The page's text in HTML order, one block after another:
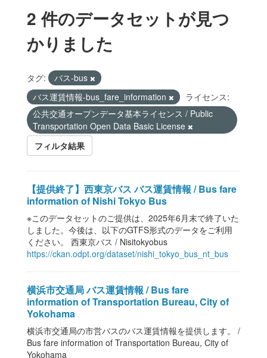
2 件のデータセットが見つ
かりました
タグ:
バス-bus
バス運賃情報-bus_fare_information
ライセンス:
公共交通オープンデータ基本ライセンス / Public
Transportation Open Data Basic License
フィルタ結果
【提供終了】西東京バス バス運賃情報 / Bus fare
information of Nishi Tokyo Bus
※このデータセットのご提供は、2025年6月末で終了いた
しました。今後は、以下のGTFS形式のデータをご利用
ください。 西東京バス / Nisitokyobus
https://ckan.odpt.org/dataset/nishi_tokyo_bus_nt_bus
横浜市交通局 バス運賃情報 / Bus fare
information of Transportation Bureau, City of
Yokohama
横浜市交通局の市営バスのバス運賃情報を提供します。 /
Bus fare information of Transportation Bureau, City of
Yokohama